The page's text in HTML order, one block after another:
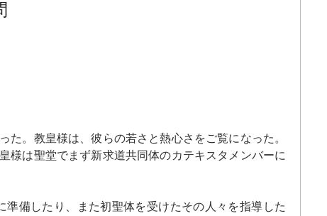
。教皇様は、彼らの若さと熱心さをご覧になった。
様は聖堂でまず新求道共同体のカテキスタメンバーに
備したり、また初聖体を受けたその人々を指導した